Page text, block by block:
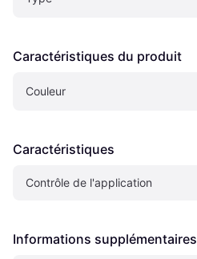
Caractéristiques du produit
Couleur
Caractéristiques
Contrôle de l'application
Informations supplémentaires